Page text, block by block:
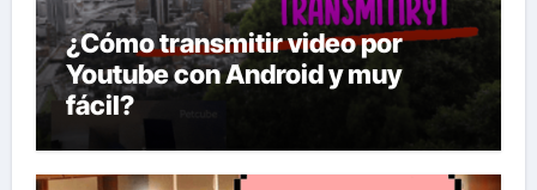
¿Cómo transmitir video por
Youtube con Android y muy
fácil?